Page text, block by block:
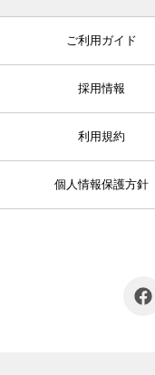
ご利用ガイド
採用情報
利用規約
個人情報保護方針